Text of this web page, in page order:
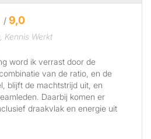
/ 9,0
Kennis Werkt
word ik verrast door de
van de ratio, en de
blijft de machtstrijd uit, en
Daarbij komen er
draakvlak en energie uit